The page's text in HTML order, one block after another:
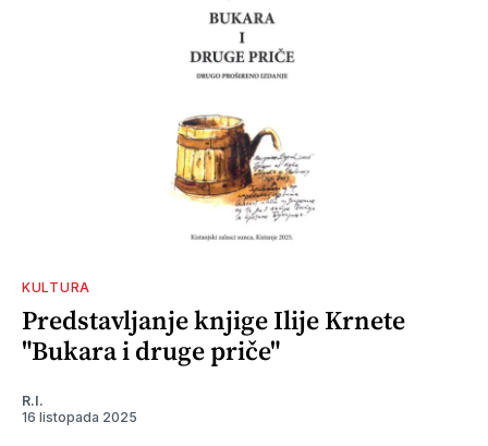
KULTURA
Predstavljanje knjige Ilije Krnete
"Bukara i druge priče"
R.I.
16 listopada 2025